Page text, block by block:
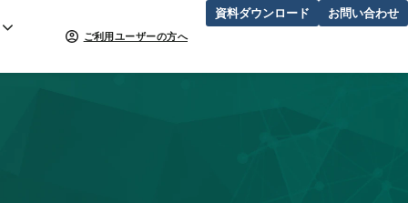
ご利用ユーザーの方へ
資料ダウンロード お問い合わせ